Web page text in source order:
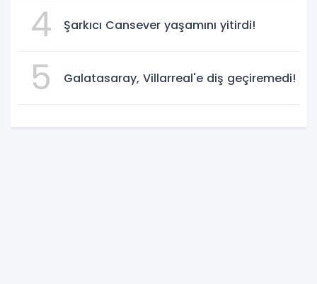
4 Şarkıcı Cansever yaşamını yitirdi!
5 Galatasaray, Villarreal'e diş geçiremedi!